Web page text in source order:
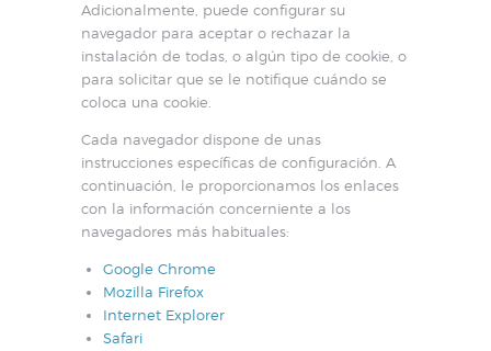
Adicionalmente, puede configurar su
navegador para aceptar o rechazar la
instalación de todas, o algún tipo de cookie, o
para solicitar que se le notifique cuándo se
coloca una cookie.
Cada navegador dispone de unas
instrucciones específicas de configuración. A
continuación, le proporcionamos los enlaces
con la información concerniente a los
navegadores más habituales:
Google Chrome
Mozilla Firefox
Internet Explorer
Safari